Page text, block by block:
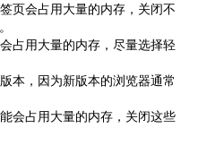
页会占用大量的内存，关闭不
占用大量的内存，尽量选择轻
本，因为新版本的浏览器通常
会占用大量的内存，关闭这些